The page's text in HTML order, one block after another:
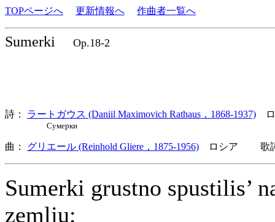
TOPページへ 更新情報へ 作曲者一覧へ
Sumerki Op.18-2
詩： ラートガウス (Daniil Maximovich Rathaus，1868-1937) ロ
Сумерки
曲： グリエール (Reinhold Gliere，1875-1956) ロシア 歌詞
Sumerki grustno spustilis’
zemlju;